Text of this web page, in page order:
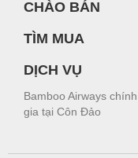
CHÀO BÁN
TÌM MUA
DỊCH VỤ
Bamboo Airways
gia tại Côn Đảo